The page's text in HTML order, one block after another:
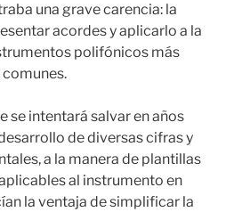
una grave carencia: la
acordes y aplicarlo a la
polifónicos más
comunes.
se intentará salvar en años
de diversas cifras y
a la manera de plantillas
al instrumento en
la ventaja de simplificar la